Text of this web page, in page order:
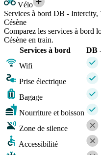
Vélo
Services à bord DB - Intercity,
Césène
Comparez les services à bord
Césène en train.
Services à bord
DB
Wifi
Prise électrique
Bagage
Nourriture et boisson
Zone de silence
Accessibilité